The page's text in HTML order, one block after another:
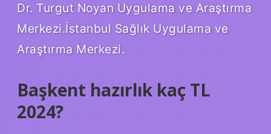
Dr. Turgut Noyan Uygulama ve Araştırma
Merkezi.İstanbul Sağlık Uygulama ve
Araştırma Merkezi.
Başkent hazırlık kaç TL
2024?